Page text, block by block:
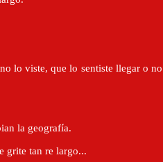
lo viste, que lo sentiste llegar o no
la geografía.
grite tan re largo...